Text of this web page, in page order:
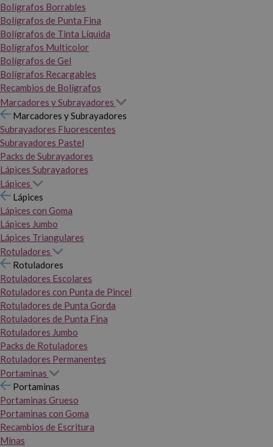
Bolígrafos Borrables
Bolígrafos de Punta Fina
Bolígrafos de Tinta Líquida
Bolígrafos Multicolor
Bolígrafos de Gel
Bolígrafos Recargables
Recambios de Bolígrafos
Marcadores y Subrayadores
Marcadores y Subrayadores
Subrayadores Fluorescentes
Subrayadores Pastel
Packs de Subrayadores
Lápices Subrayadores
Lápices
Lápices
Lápices con Goma
Lápices Jumbo
Lápices Triangulares
Rotuladores
Rotuladores
Rotuladores Escolares
Rotuladores con Punta de Pincel
Rotuladores de Punta Gorda
Rotuladores de Punta Fina
Rotuladores Jumbo
Packs de Rotuladores
Rotuladores Permanentes
Portaminas
Portaminas
Portaminas Grueso
Portaminas con Goma
Recambios de Escritura
Minas